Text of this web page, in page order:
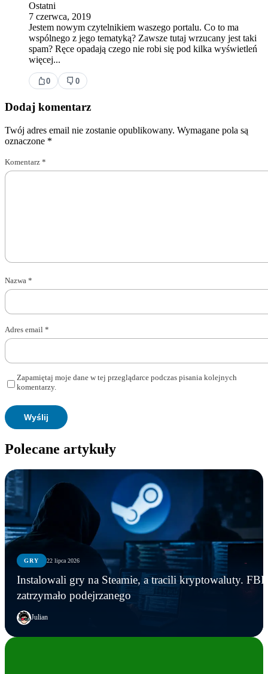
Ostatni
7 czerwca, 2019
Jestem nowym czytelnikiem waszego portalu. Co to ma
wspólnego z jego tematyką? Zawsze tutaj wrzucany jest taki
spam? Ręce opadają czego nie robi się pod kilka wyświetleń
więcej...
0 0
Dodaj komentarz
Twój adres email nie zostanie opublikowany. Wymagane pola są
oznaczone *
Komentarz *
Nazwa *
Adres email *
Zapamiętaj moje dane w tej przeglądarce podczas pisania kolejnych
komentarzy.
Polecane artykuły
GRY 22 lipca 2026
Instalowali gry na Steamie, a tracili kryptowaluty. FBI
zatrzymało podejrzanego
Julian